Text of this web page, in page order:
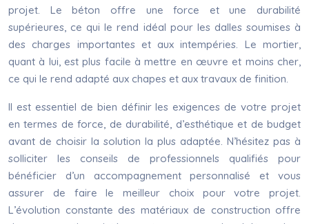
projet. Le béton offre une force et une durabilité
supérieures, ce qui le rend idéal pour les dalles soumises à
des charges importantes et aux intempéries. Le mortier,
quant à lui, est plus facile à mettre en œuvre et moins cher,
ce qui le rend adapté aux chapes et aux travaux de finition.
Il est essentiel de bien définir les exigences de votre projet
en termes de force, de durabilité, d’esthétique et de budget
avant de choisir la solution la plus adaptée. N’hésitez pas à
solliciter les conseils de professionnels qualifiés pour
bénéficier d’un accompagnement personnalisé et vous
assurer de faire le meilleur choix pour votre projet.
L’évolution constante des matériaux de construction offre